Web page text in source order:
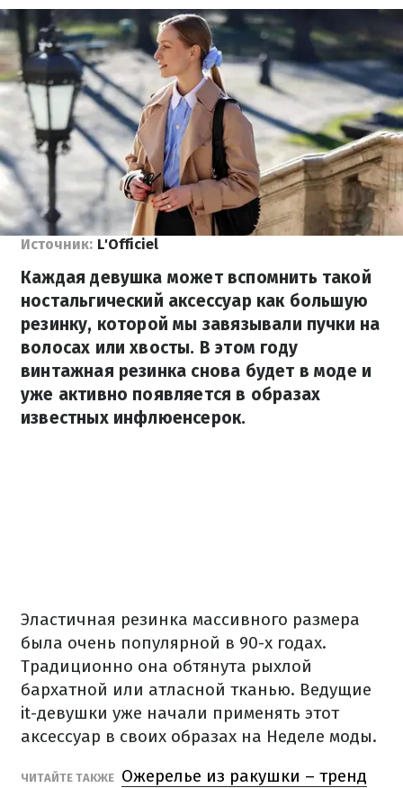
Источник: L'Officiel
Каждая девушка может вспомнить такой
ностальгический аксессуар как большую
резинку, которой мы завязывали пучки на
волосах или хвосты. В этом году
винтажная резинка снова будет в моде и
уже активно появляется в образах
известных инфлюенсерок.
Эластичная резинка массивного размера
была очень популярной в 90-х годах.
Традиционно она обтянута рыхлой
бархатной или атласной тканью. Ведущие
it-девушки уже начали применять этот
аксессуар в своих образах на Неделе моды.
ЧИТАЙТЕ ТАКЖЕ Ожерелье из ракушки – тренд